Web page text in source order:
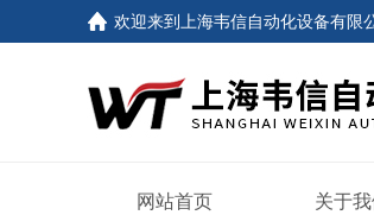
欢迎来到 上海韦信自动化设备有限
网站首页 关于